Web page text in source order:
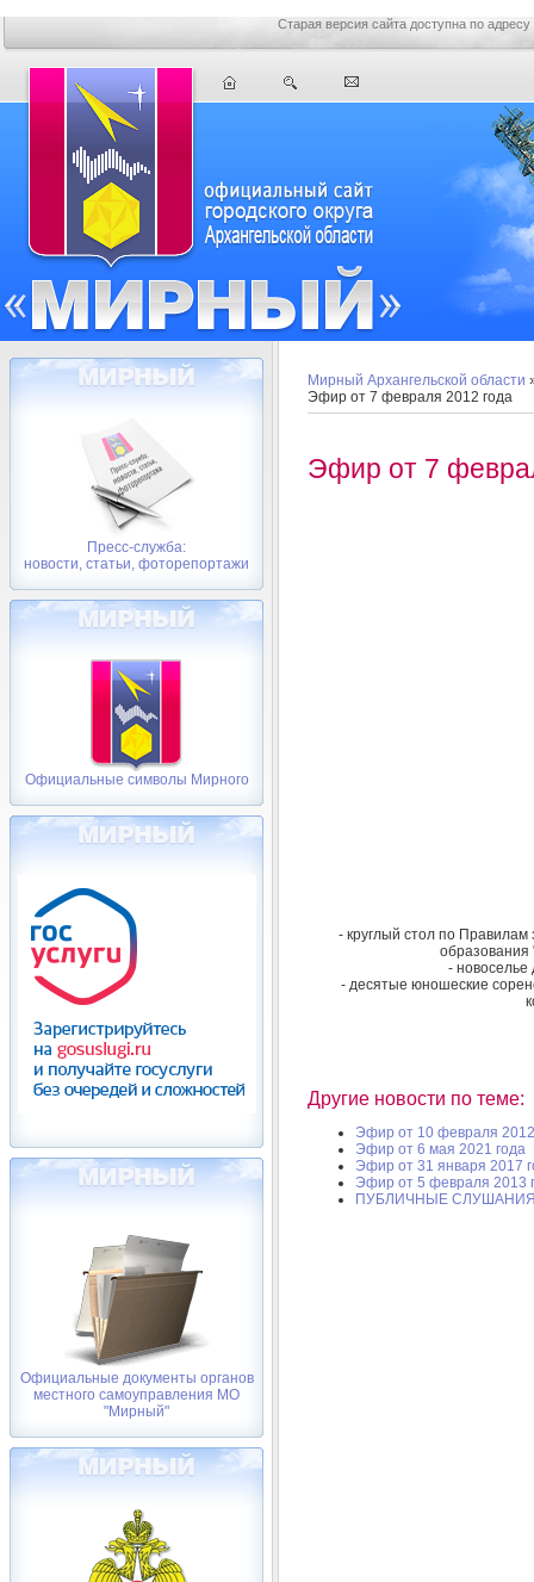
Старая версия сайта доступна по адресу
Пресс-служба:
новости, статьи, фоторепортажи
Официальные символы Мирного
Официальные документы органов
местного самоуправления МО
"Мирный"
Мирный Архангельской области
Эфир от 7 февраля 2012 года
Эфир от 7
- круглый стол по Правилам
образования
- новоселье
- десятые юношеские
Другие новости по теме:
Эфир от 10 февраля
Эфир от 6 мая 2021 года
Эфир от 31 января 2017
Эфир от 5 февраля 2013
ПУБЛИЧНЫЕ